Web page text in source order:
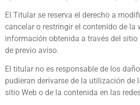
El Titular se reserva el derecho a
cancelar o restringir el contenido de la
información obtenida a través del sitio
de previo aviso.
El titular no es responsable de los
pudieran derivarse de la utilización de
sitio Web o de la contenida en las